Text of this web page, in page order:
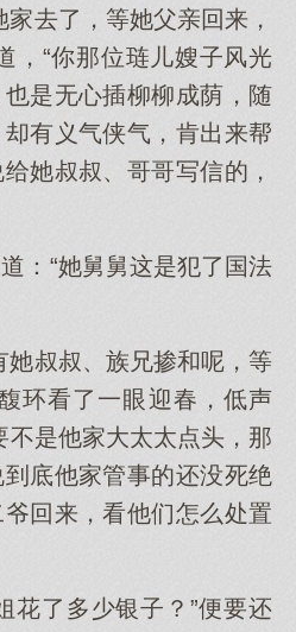
家去了，等她父亲回来，
，“你那位琏儿嫂子风光
是无心插柳柳成荫，随
有义气侠气，肯出来帮
她叔叔、哥哥写信的，
：“她舅舅这是犯了国法
她叔叔、族兄掺和呢，等
环看了一眼迎春，低声
不是他家大太太点头，那
底他家管事的还没死绝
回来，看他们怎么处置
花了多少银子？”便要还